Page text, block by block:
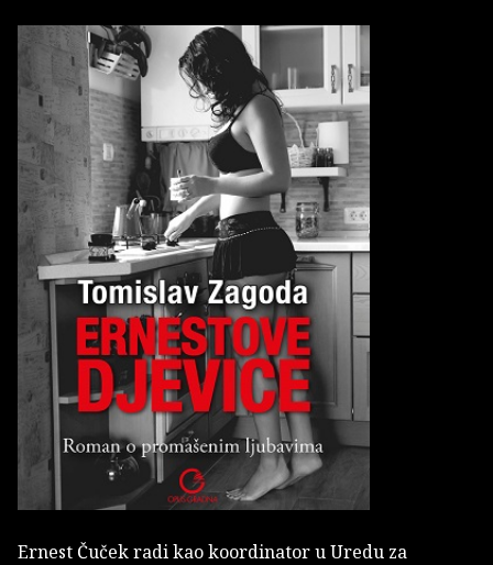
Ernest Čuček radi kao koordinator u Uredu za